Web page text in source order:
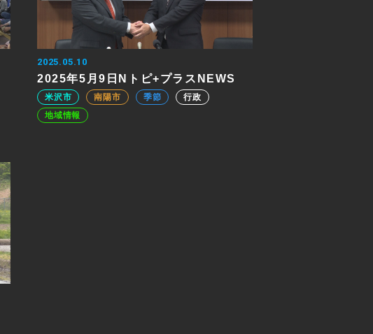
2025.05.10
2025年5月9日Nトピ+プラスNEWS
米沢市 南陽市 季節
行政
地域情報